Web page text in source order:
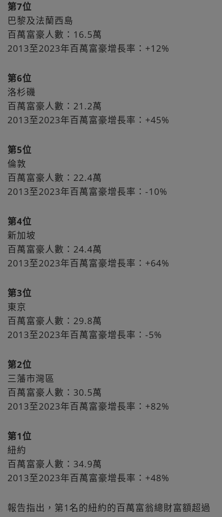
第7位
巴黎及法蘭西島
百萬富豪人數：16.5萬
2013至2023年百萬富豪增長率：+12%
第6位
洛杉磯
百萬富豪人數：21.2萬
2013至2023年百萬富豪增長率：+45%
第5位
倫敦
百萬富豪人數：22.4萬
2013至2023年百萬富豪增長率：-10%
第4位
新加坡
百萬富豪人數：24.4萬
2013至2023年百萬富豪增長率：+64%
第3位
東京
百萬富豪人數：29.8萬
2013至2023年百萬富豪增長率：-5%
第2位
三藩市灣區
百萬富豪人數：30.5萬
2013至2023年百萬富豪增長率：+82%
第1位
紐約
百萬富豪人數：34.9萬
2013至2023年百萬富豪增長率：+48%
報告指出，第1名的紐約的百萬富翁總財富額超過